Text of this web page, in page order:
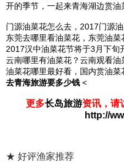
开的季节，一起来青海湖边赏油
门源油菜花怎么去，2017门源
东莞去哪里看油菜花，东莞油菜
2017汉中油菜花节将于3月下旬
云南哪里有油菜花？云南观看油
油菜花哪里最好看，国内赏油菜
去青海旅游要多少钱 <
更多长岛旅游资讯，请
http://
★ 好评渔家推荐